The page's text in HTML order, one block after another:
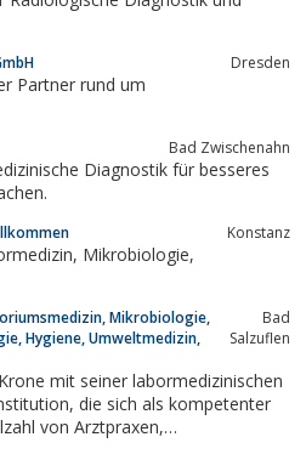
Dresden
Partner rund um
Bad Zwischenahn
Diagnostik für besseres
Konstanz
Mikrobiologie,
Hygiene, Umweltmedizin,
Bad
Salzuflen
mit seiner labormedizinischen
kompetenter
von Arztpraxen,